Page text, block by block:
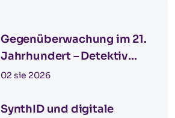
Gegenüberwachung im 21.
Jahrhundert – Detektiv
Katowice für
Einsätze in Deutschland
02 sie 2026
SynthID und digitale